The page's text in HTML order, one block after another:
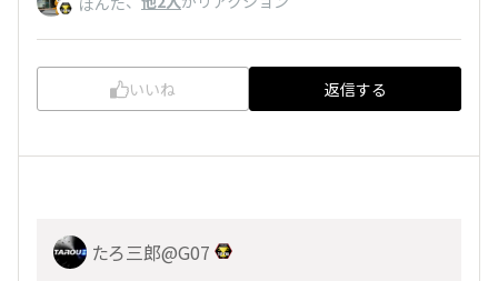
いいね 返信する
たろ三郎@G07